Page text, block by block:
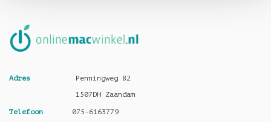
Adres
Penningweg 82
1507DH Zaandam
Telefoon 075-6163779